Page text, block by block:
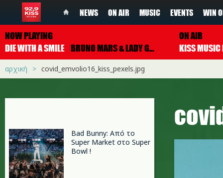
NEWS ON AIR MUSIC EVENTS WIN
NOW PLAYING
DIE WITH A SMILE BRUNO MARS & LADY GAGA
ON AIR
αρχική covid_emvolio16_kiss_pexels.jpg
Bad Bunny: Από το
Super Market στο Super
Bowl !